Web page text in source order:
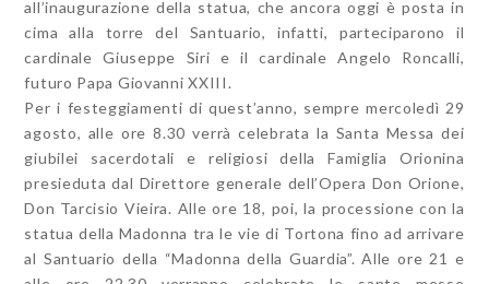
all’inaugurazione della statua, che ancora oggi è posta in
cima alla torre del Santuario, infatti, parteciparono il
cardinale Giuseppe Siri e il cardinale Angelo Roncalli,
futuro Papa Giovanni XXIII.
Per i festeggiamenti di quest’anno, sempre mercoledì 29
agosto, alle ore 8.30 verrà celebrata la Santa Messa dei
giubilei sacerdotali e religiosi della Famiglia Orionina
presieduta dal Direttore generale dell’Opera Don Orione,
Don Tarcisio Vieira. Alle ore 18, poi, la processione con la
statua della Madonna tra le vie di Tortona fino ad arrivare
al Santuario della “Madonna della Guardia”. Alle ore 21 e